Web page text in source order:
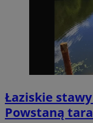
Łaziskie
Powstaną